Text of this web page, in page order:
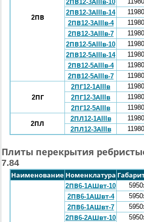
2ПВ
2ПВ12-3АIIIв-10
2ПВ12-3АIIIв-14
2ПВ12-3АIIIв-4
2ПВ12-3АIIIв-7
2ПВ12-5АIIIв-10
2ПВ12-5АIIIв-14
2ПВ12-5АIIIв-4
2ПВ12-5АIIIв-7
2ПГ
2ПГ12-1АIIIв
2ПГ12-3АIIIв
2ПГ12-5АIIIв
2ПЛ
2ПЛ12-1АIIIв
2ПЛ12-3АIIIв
Плиты перекрытия
7.84
Наименование Номенклатура
2ПВ6-1АШвт-10
2ПВ6-1АШвт-4
2ПВ6-1АШвт-7
2ПВ6-2АШвт-10